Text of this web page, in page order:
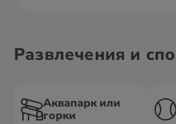
Развлечения и
Аквапарк или
горки